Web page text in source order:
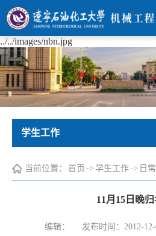
../../images/nbn.jpg
学生工作
当前位置： 首页 -> 学生工作-> 日
11月15日晚
编辑： 发布时间：2012-12-